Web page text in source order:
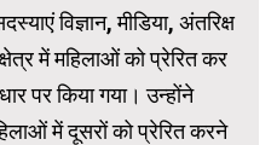
विज्ञान, मीडिया, अंतरिक्ष
में महिलाओं को प्रेरित कर
पर किया गया। उन्होंने
में दूसरों को प्रेरित करने